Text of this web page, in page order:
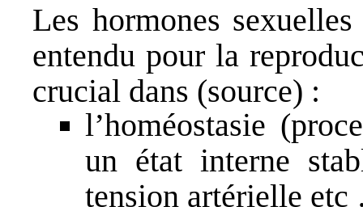
Les hormones
entendu pour la
crucial dans (source) :
l’homéostasie
un état interne
tension artérielle